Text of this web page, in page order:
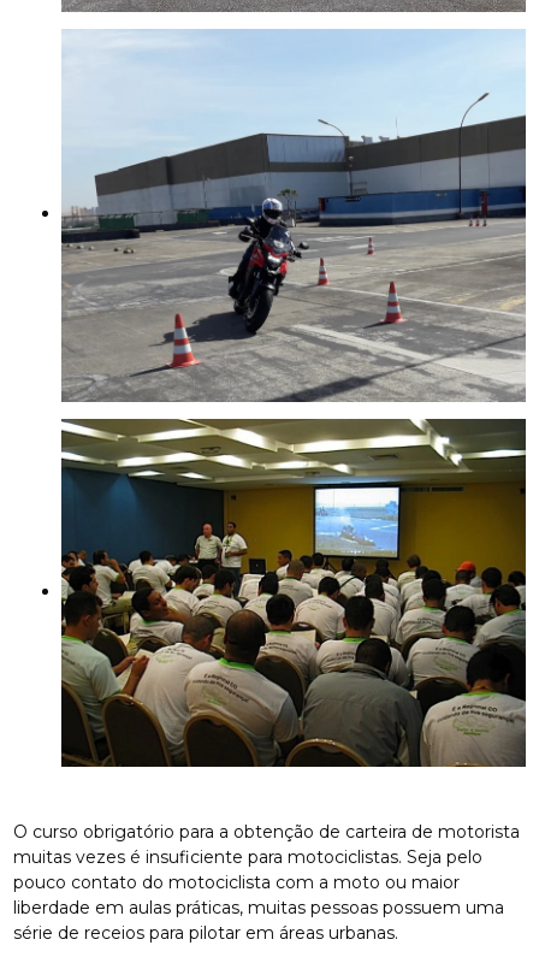
O curso obrigatório para a obtenção de carteira de motorista
muitas vezes é insuficiente para motociclistas. Seja pelo
pouco contato do motociclista com a moto ou maior
liberdade em aulas práticas, muitas pessoas possuem uma
série de receios para pilotar em áreas urbanas.